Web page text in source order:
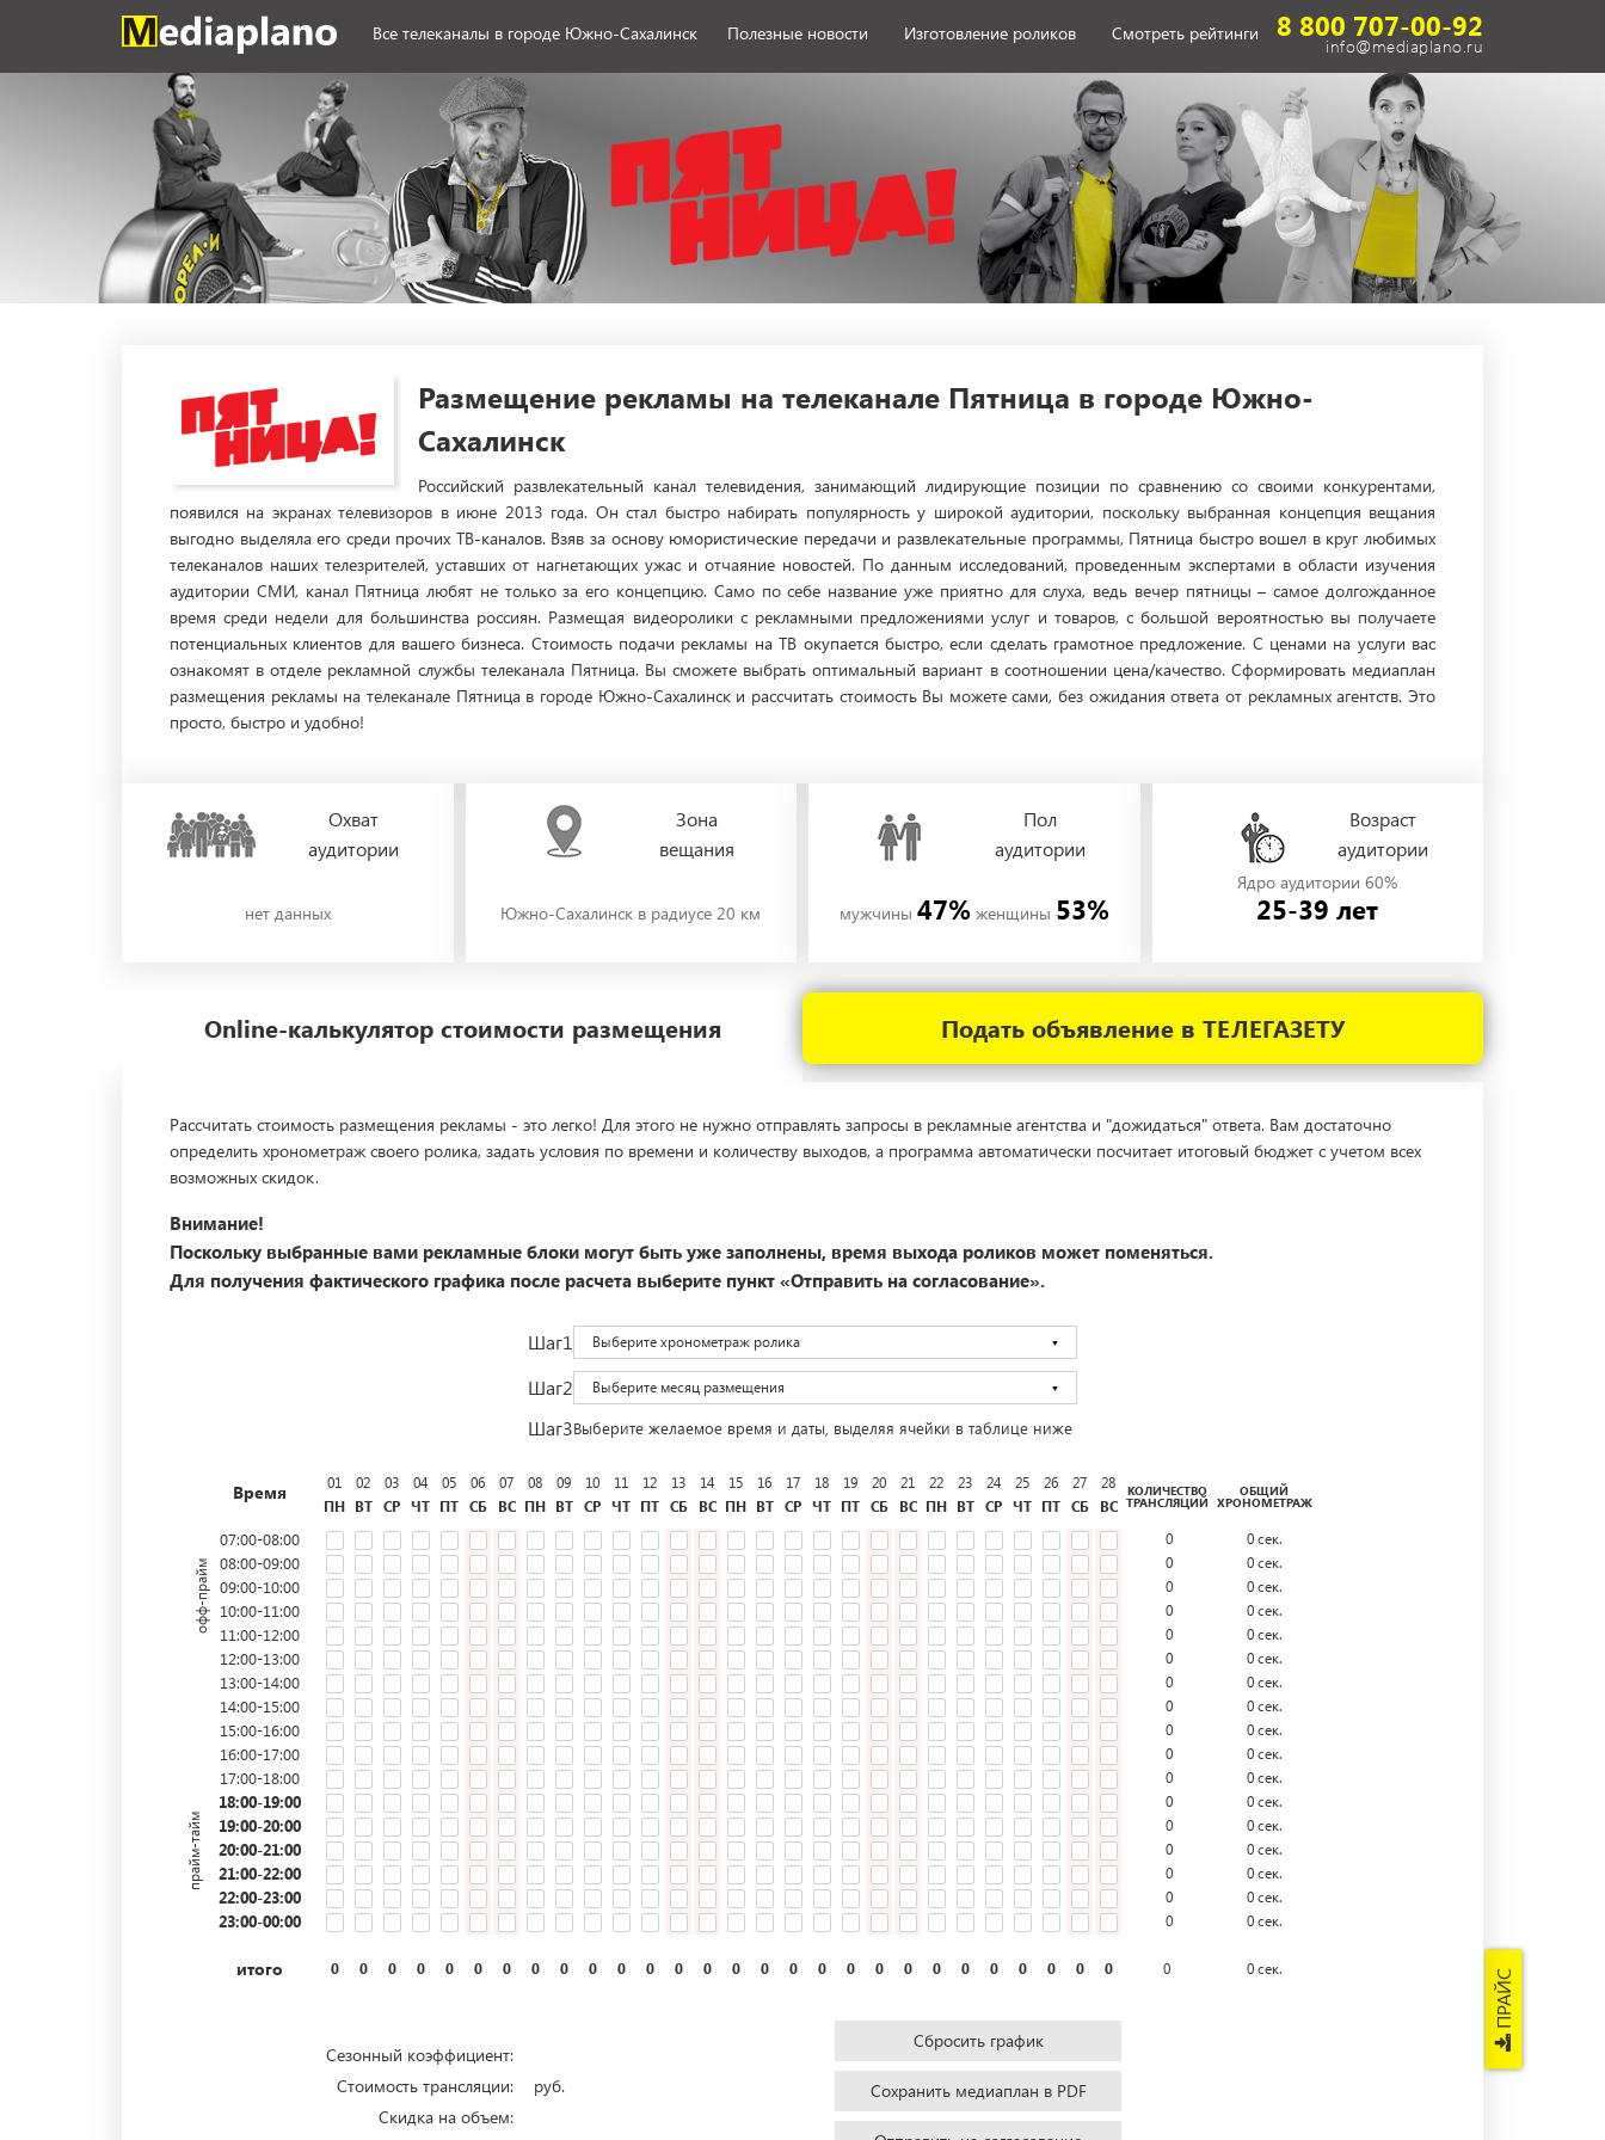
Все телеканалы в городе Южно-Сахалинск Полезные новости Изготовление роликов Смотреть рейтинги 8 800 707-00-92
info@mediaplano.ru
Размещение рекламы на телеканале Пятница в городе Южно-
Сахалинск
Российский развлекательный канал телевидения, занимающий лидирующие позиции по сравнению со своими конкурентами,
появился на экранах телевизоров в июне 2013 года. Он стал быстро набирать популярность у широкой аудитории, поскольку выбранная концепция вещания
выгодно выделяла его среди прочих ТВ-каналов. Взяв за основу юмористические передачи и развлекательные программы, Пятница быстро вошел в круг любимых
телеканалов наших телезрителей, уставших от нагнетающих ужас и отчаяние новостей. По данным исследований, проведенным экспертами в области изучения
аудитории СМИ, канал Пятница любят не только за его концепцию. Само по себе название уже приятно для слуха, ведь вечер пятницы – самое долгожданное
время среди недели для большинства россиян. Размещая видеоролики с рекламными предложениями услуг и товаров, с большой вероятностью вы получаете
потенциальных клиентов для вашего бизнеса. Стоимость подачи рекламы на ТВ окупается быстро, если сделать грамотное предложение. С ценами на услуги вас
ознакомят в отделе рекламной службы телеканала Пятница. Вы сможете выбрать оптимальный вариант в соотношении цена/качество. Сформировать медиаплан
размещения рекламы на телеканале Пятница в городе Южно-Сахалинск и рассчитать стоимость Вы можете сами, без ожидания ответа от рекламных агентств. Это
просто, быстро и удобно!
Охват
аудитории
нет данных
Зона
вещания
Южно-Сахалинск в радиусе 20 км
Пол
аудитории
мужчины 47% женщины 53%
Возраст
аудитории
Ядро аудитории 60%
25-39 лет
ПРАЙС
Online-калькулятор стоимости размещения Подать объявление в ТЕЛЕГАЗЕТУ
Рассчитать стоимость размещения рекламы - это легко! Для этого не нужно отправлять запросы в рекламные агентства и "дожидаться" ответа. Вам достаточно
определить хронометраж своего ролика, задать условия по времени и количеству выходов, а программа автоматически посчитает итоговый бюджет с учетом всех
возможных скидок.
Внимание!
Поскольку выбранные вами рекламные блоки могут быть уже заполнены, время выхода роликов может поменяться.
Для получения фактического графика после расчета выберите пункт «Отправить на согласование».
Шаг1 Выберите хронометраж ролика
Шаг2 Выберите месяц размещения
Шаг3Выберите желаемое время и даты, выделяя ячейки в таблице ниже
Время
01
ПН
02
ВТ
03
СР
04
ЧТ
05
ПТ
06
СБ
07
ВС
08
ПН
09
ВТ
10
СР
11
ЧТ
12
ПТ
13
СБ
14
ВС
15
ПН
16
ВТ
17
СР
18
ЧТ
19
ПТ
20
СБ
21
ВС
22
ПН
23
ВТ
24
СР
25
ЧТ
26
ПТ
27
СБ
28
ВС
КОЛИЧЕСТВО
ТРАНСЛЯЦИЙ
ОБЩИЙ
ХРОНОМЕТРАЖ
офф-прайм
07:00-08:00 0 0сек.
08:00-09:00 0 0сек.
09:00-10:00 0 0сек.
10:00-11:00 0 0сек.
11:00-12:00 0 0сек.
12:00-13:00 0 0сек.
13:00-14:00 0 0сек.
14:00-15:00 0 0сек.
15:00-16:00 0 0сек.
16:00-17:00 0 0сек.
17:00-18:00 0 0сек.
прайм-тайм
18:00-19:00 0 0сек.
19:00-20:00 0 0сек.
20:00-21:00 0 0сек.
21:00-22:00 0 0сек.
22:00-23:00 0 0сек.
23:00-00:00 0 0сек.
итого 0 0 0 0 0 0 0 0 0 0 0 0 0 0 0 0 0 0 0 0 0 0 0 0 0 0 0 0 0 0сек.
Сезонный коэффициент:
Стоимость трансляции:
руб.
Скидка на объем:
Сбросить график
Сохранить медиаплан в PDF